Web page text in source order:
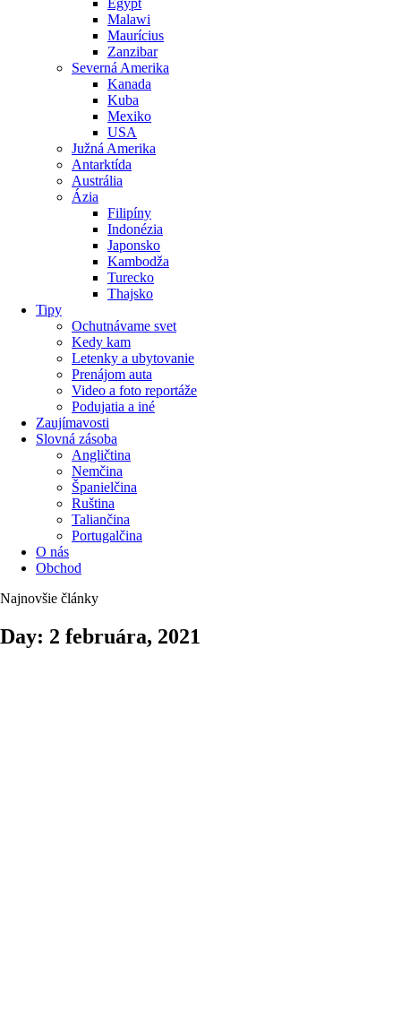
Egypt
Malawi
Maurícius
Zanzibar
Severná Amerika
Kanada
Kuba
Mexiko
USA
Južná Amerika
Antarktída
Austrália
Ázia
Filipíny
Indonézia
Japonsko
Kambodža
Turecko
Thajsko
Tipy
Ochutnávame svet
Kedy kam
Letenky a ubytovanie
Prenájom auta
Video a foto reportáže
Podujatia a iné
Zaujímavosti
Slovná zásoba
Angličtina
Nemčina
Španielčina
Ruština
Taliančina
Portugalčina
O nás
Obchod
Najnovšie články
Day: 2 februára, 2021